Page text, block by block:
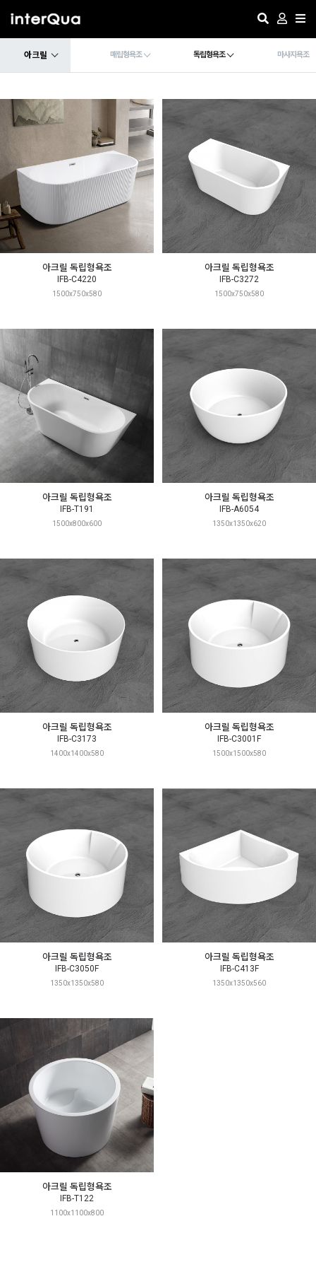
아크릴 매립형욕조 독립형욕조 마사지욕조
아크릴 독립형욕조
IFB-C4220
1500x750x580
아크릴 독립형욕조
IFB-C3272
1500x750x580
아크릴 독립형욕조
IFB-T191
1500x800x600
아크릴 독립형욕조
IFB-A6054
1350x1350x620
아크릴 독립형욕조
IFB-C3173
1400x1400x580
아크릴 독립형욕조
IFB-C3001F
1500x1500x580
아크릴 독립형욕조
IFB-C3050F
1350x1350x580
아크릴 독립형욕조
IFB-C413F
1350x1350x560
아크릴 독립형욕조
IFB-T122
1100x1100x800